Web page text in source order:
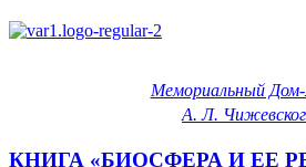
Мемориальный Дом-
А. Л.
КНИГА «БИОСФЕРА И ЕЕ